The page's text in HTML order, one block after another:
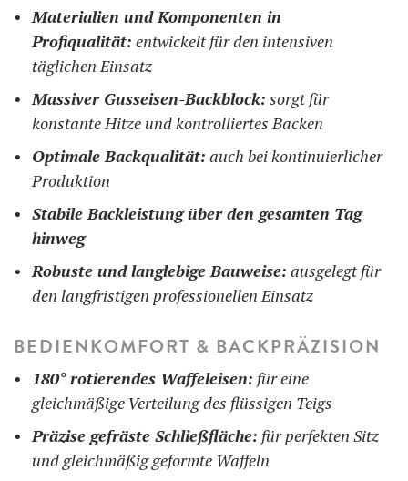
Materialien und Komponenten in
Profiqualität: entwickelt für den intensiven
täglichen Einsatz
Massiver Gusseisen-Backblock: sorgt für
konstante Hitze und kontrolliertes Backen
Optimale Backqualität: auch bei kontinuierlicher
Produktion
Stabile Backleistung über den gesamten Tag
hinweg
Robuste und langlebige Bauweise: ausgelegt für
den langfristigen professionellen Einsatz
BEDIENKOMFORT & BACKPRÄZISION
180° rotierendes Waffeleisen: für eine
gleichmäßige Verteilung des flüssigen Teigs
Präzise gefräste Schließfläche: für perfekten Sitz
und gleichmäßig geformte Waffeln